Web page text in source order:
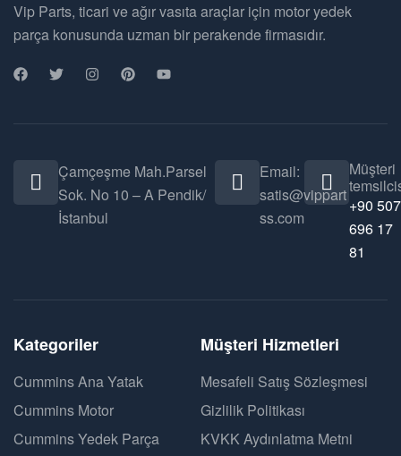
Vip Parts, ticari ve ağır vasıta araçlar için motor yedek
parça konusunda uzman bir perakende firmasıdır.
Çamçeşme Mah.Parsel
Sok. No 10 – A Pendik/
İstanbul
Email:
satis@vippart
ss.com
Müşteri
+90 507
696 17
81
Kategoriler
Cummins Ana Yatak
Cummins Motor
Cummins Yedek Parça
Müşteri Hizmetleri
Mesafeli Satış Sözleşmesi
Gizlilik Politikası
KVKK Aydınlatma Metni